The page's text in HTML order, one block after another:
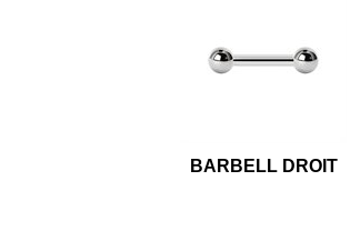
BARBELL DROIT